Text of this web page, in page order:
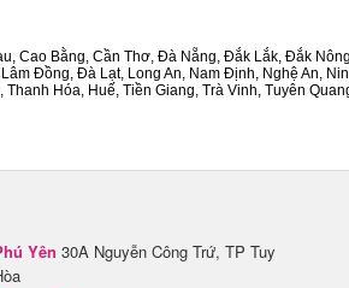
Cao Bằng, Cần Thơ, Đà Nẵng, Đắk Lắk, Đắk
Đồng, Đà Lạt, Long An, Nam Định, Nghệ An,
Hóa, Huế, Tiền Giang, Trà Vinh, Tuyên
Yên 30A Nguyễn Công Trứ, TP Tuy